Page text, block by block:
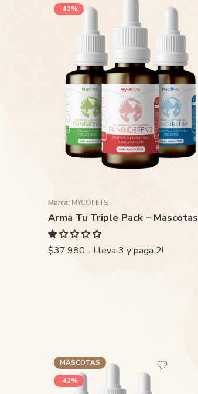
-42%
Marca: MYCOPETS
Arma Tu Triple Pack – Mascotas
$37.980 - Lleva 3 y paga 2!
MASCOTAS
-42%